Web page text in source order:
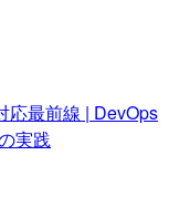
応最前線 | DevOps
実践